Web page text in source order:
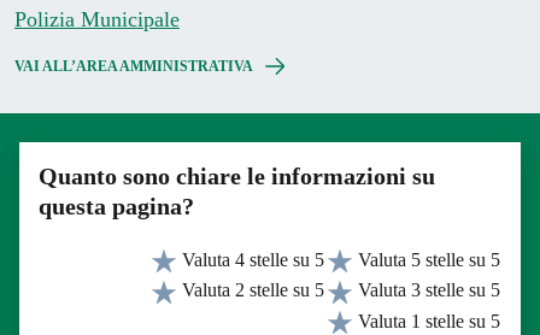
Polizia Municipale
VAI ALL’AREA AMMINISTRATIVA
Quanto sono chiare le informazioni su
questa pagina?
Valuta 5 stelle su 5
Valuta 4 stelle su 5
Valuta 3 stelle su 5
Valuta 2 stelle su 5
Valuta 1 stelle su 5